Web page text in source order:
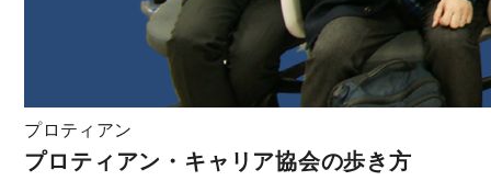
プロティアン
プロティアン・キャリア協会の歩き方